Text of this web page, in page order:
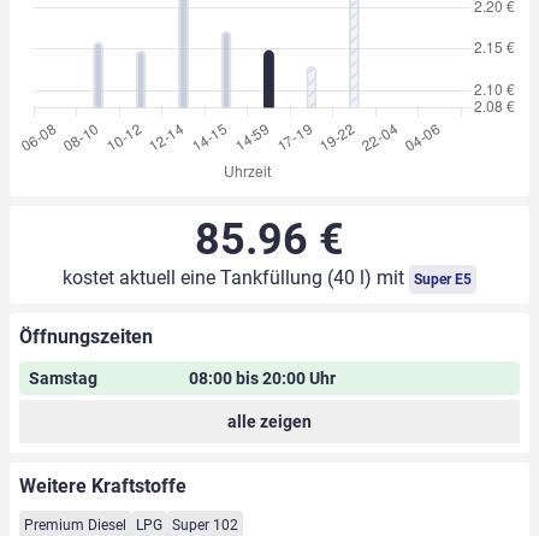
85.96 €
kostet aktuell eine Tankfüllung (40 l) mit Super E5
Öffnungszeiten
Samstag 08:00 bis 20:00 Uhr
alle zeigen
Weitere Kraftstoffe
Premium Diesel LPG Super 102